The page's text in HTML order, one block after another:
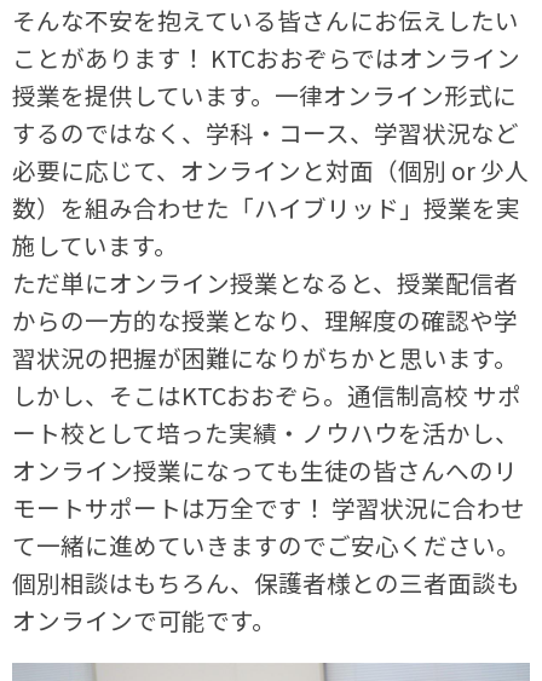
そんな不安を抱えている皆さんにお伝えしたい
ことがあります！ KTCおおぞらではオンライン
授業を提供しています。一律オンライン形式に
するのではなく、学科・コース、学習状況など
必要に応じて、オンラインと対面（個別 or 少人
数）を組み合わせた「ハイブリッド」授業を実
施しています。
ただ単にオンライン授業となると、授業配信者
からの一方的な授業となり、理解度の確認や学
習状況の把握が困難になりがちかと思います。
しかし、そこはKTCおおぞら。通信制高校 サポ
ート校として培った実績・ノウハウを活かし、
オンライン授業になっても生徒の皆さんへのリ
モートサポートは万全です！ 学習状況に合わせ
て一緒に進めていきますのでご安心ください。
個別相談はもちろん、保護者様との三者面談も
オンラインで可能です。